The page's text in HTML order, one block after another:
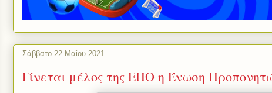
Σάββατο 22 Μαΐου 2021
Γίνεται μέλος της ΕΠΟ η Ένωση